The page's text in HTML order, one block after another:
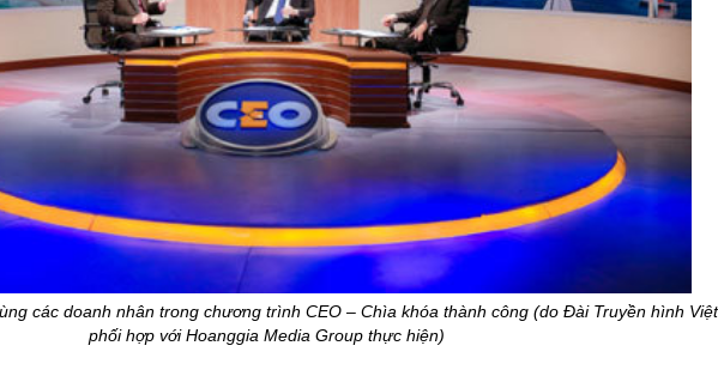
các doanh nhân trong chương trình CEO – Chìa khóa thành công (do Đài Truyền hình
phối hợp với Hoanggia Media Group thực hiện)